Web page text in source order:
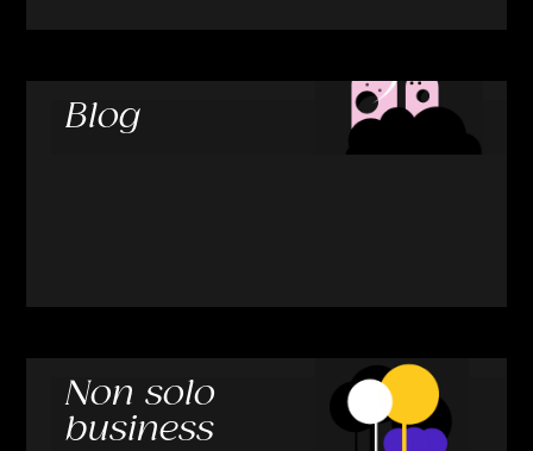
Blog
Non solo
business